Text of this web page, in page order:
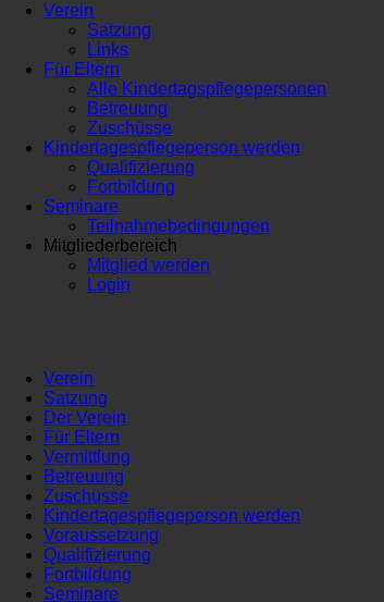
Verein
Satzung
Links
Für Eltern
Alle Kindertagspflegepersonen
Betreuung
Zuschüsse
Kindertagespflegeperson werden
Qualifizierung
Fortbildung
Seminare
Teilnahmebedingungen
Mitgliederbereich
Mitglied werden
Login
Verein
Satzung
Der Verein
Für Eltern
Vermittlung
Betreuung
Zuschüsse
Kindertagespflegeperson werden
Voraussetzung
Qualifizierung
Fortbildung
Seminare